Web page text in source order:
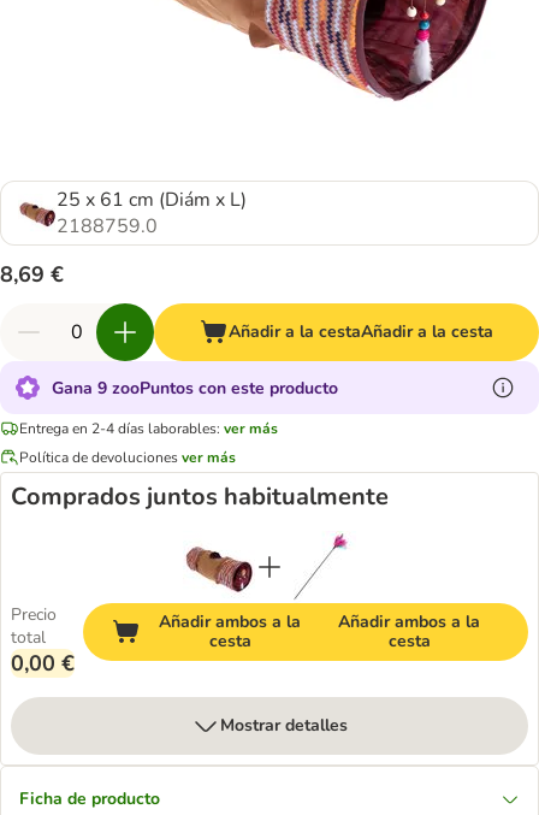
25 x 61 cm (Diám x L)
2188759.0
8,69 €
Añadir a la cestaAñadir a la cesta
Gana 9 zooPuntos con este producto
Entrega en 2-4 días laborables: ver más
Política de devolucionesver más
Comprados juntos habitualmente
Precio
total
0,00 €
Añadir ambos a la
cesta
Añadir ambos a la
cesta
Mostrar detalles
Ficha de producto